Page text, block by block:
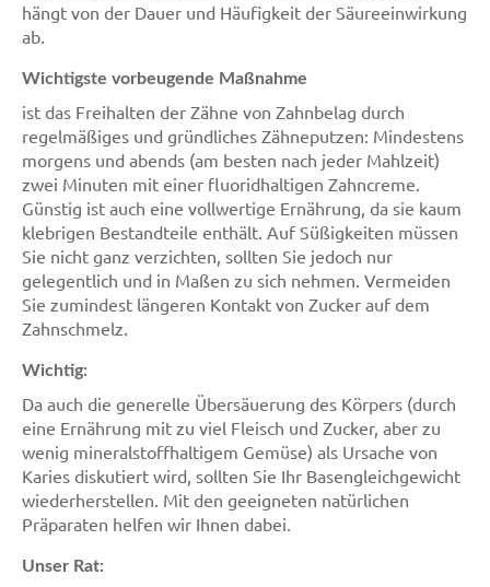
hängt von der Dauer und Häufigkeit der Säureeinwirkung
ab.
Wichtigste vorbeugende Maßnahme
ist das Freihalten der Zähne von Zahnbelag durch
regelmäßiges und gründliches Zähneputzen: Mindestens
morgens und abends (am besten nach jeder Mahlzeit)
zwei Minuten mit einer fluoridhaltigen Zahncreme.
Günstig ist auch eine vollwertige Ernährung, da sie kaum
klebrigen Bestandteile enthält. Auf Süßigkeiten müssen
Sie nicht ganz verzichten, sollten Sie jedoch nur
gelegentlich und in Maßen zu sich nehmen. Vermeiden
Sie zumindest längeren Kontakt von Zucker auf dem
Zahnschmelz.
Wichtig:
Da auch die generelle Übersäuerung des Körpers (durch
eine Ernährung mit zu viel Fleisch und Zucker, aber zu
wenig mineralstoffhaltigem Gemüse) als Ursache von
Karies diskutiert wird, sollten Sie Ihr Basengleichgewicht
wiederherstellen. Mit den geeigneten natürlichen
Präparaten helfen wir Ihnen dabei.
Unser Rat: